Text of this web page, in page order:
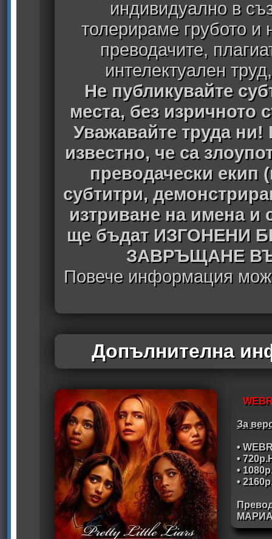
индивидуално в
толерираме грубото
преводачите,
интелектуален
Не публикувайте
места, без изричното
Уважавайте труда ни!
известно, че са
преводачески екип
субтитри,
изтриване на имена
ще бъдат ИЗГОНЕНИ
ЗАВРЪЩАНЕ
Повече информация
Допълнителна
За
•
•
•
•